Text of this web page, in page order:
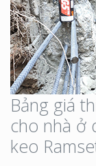
Bảng giá
cho nhà ở
keo